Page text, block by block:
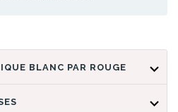
DÉCOUVREZ LA BOUTIQUE BLANC PAR ROUGE